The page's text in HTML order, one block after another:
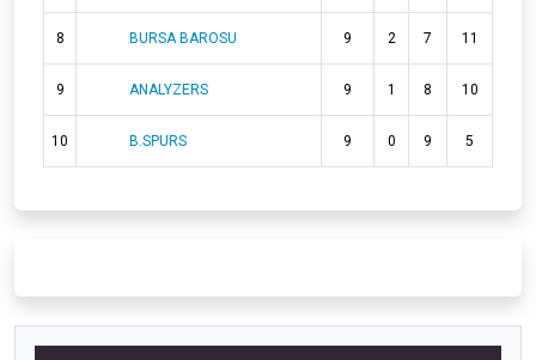
8 BURSA BAROSU 9 2 7 11
9 ANALYZERS 9 1 8 10
10 B.SPURS 9 0 9 5